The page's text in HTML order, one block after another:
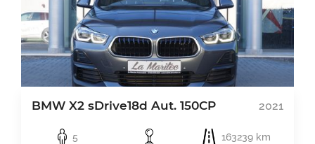
BMW X2 sDrive18d Aut. 150CP 2021
5 163239 km